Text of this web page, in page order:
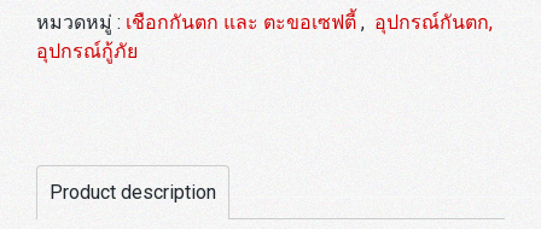
หมวดหมู่ : เชือกกันตก และ ตะขอเซฟตี้ , อุปกรณ์กันตก,
อุปกรณ์กู้ภัย
Product description